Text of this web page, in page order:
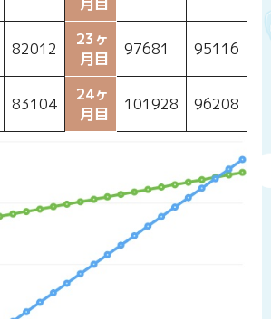
82012
23ヶ
月目
97681 95116
83104
24ヶ
月目
101928 96208